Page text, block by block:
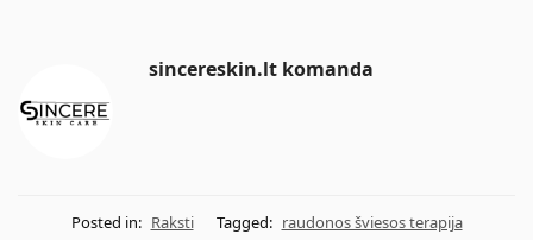
sincereskin.lt komanda
Posted in: Raksti Tagged: raudonos šviesos terapija